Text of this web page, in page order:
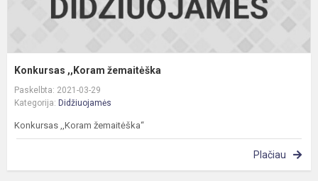
Konkursas ,,Koram žemaitėška
Paskelbta: 2021-03-29
Kategorija: Didžiuojamės
Konkursas ,,Koram žemaitėška“
Plačiau